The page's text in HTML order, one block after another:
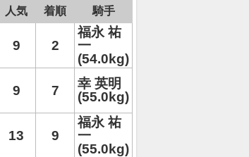
人気 着順 騎手
9 2
福永 祐
一
(54.0kg)
9 7
幸 英明
(55.0kg)
13 9
福永 祐
一
(55.0kg)